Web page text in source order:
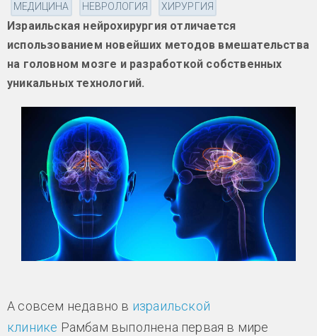
МЕДИЦИНА
НЕВРОЛОГИЯ ХИРУРГИЯ
Израильская нейрохирургия отличается
использованием новейших методов вмешательства
на головном мозге и разработкой собственных
уникальных технологий.
А совсем недавно в израильской
клинике Рамбам выполнена первая в мире